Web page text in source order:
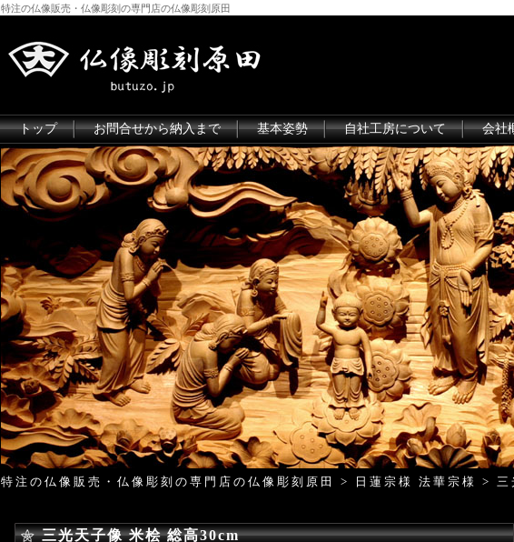
特注の仏像販売・仏像彫刻の専門店の仏像彫刻原田
トップ お問合せから納入まで 基本姿勢 自社工房について 会社
特注の仏像販売・仏像彫刻の専門店の仏像彫刻原田 > 日蓮宗様 法華宗様 > 三
三光天子像 米桧 総高30cm